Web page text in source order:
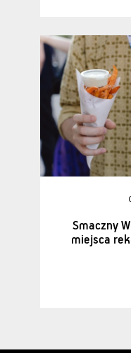
Smaczny
miejsca